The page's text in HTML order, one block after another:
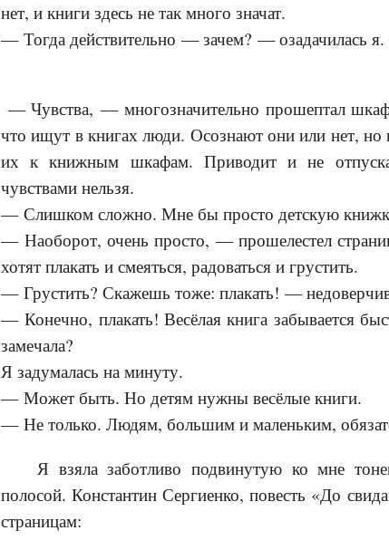
нет, и книги здесь не так много значат.
— Тогда действительно — зачем? — озадачилась
— Чувства, — многозначительно прошептал
что ищут в книгах люди. Осознают они или нет, но
их к книжным шкафам. Приводит и не
чувствами нельзя.
— Слишком сложно. Мне бы просто детскую
— Наоборот, очень просто, — прошелестел
хотят плакать и смеяться, радоваться и грустить.
— Грустить? Скажешь тоже: плакать! —
— Конечно, плакать! Весёлая книга забывается
замечала?
Я задумалась на минуту.
— Может быть. Но детям нужны весёлые книги.
— Не только. Людям, большим и маленьким,
Я взяла заботливо подвинутую ко мне
полосой. Константин Сергиенко, повесть «До
страницам: